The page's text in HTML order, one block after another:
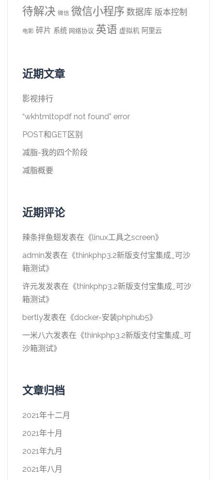
待解决 微信 微信小程序 数据库 版本控制
电影 碎片 系统 网络协议 英语 虚拟机 阿里云
近期文章
影视排行
“wkhtmltopdf not found” error
POST和GET区别
减脂-我的四个阶段
减脂概要
近期评论
辣条拌鱼翅发表在《linux工具之screen》
admin发表在《thinkphp3.2新版支付宝集成_可沙
箱测试》
许元发发表在《thinkphp3.2新版支付宝集成_可沙
箱测试》
bertly发表在《docker-安装phphub5》
一米八六发表在《thinkphp3.2新版支付宝集成_可
沙箱测试》
文章归档
2021年十二月
2021年十月
2021年九月
2021年八月